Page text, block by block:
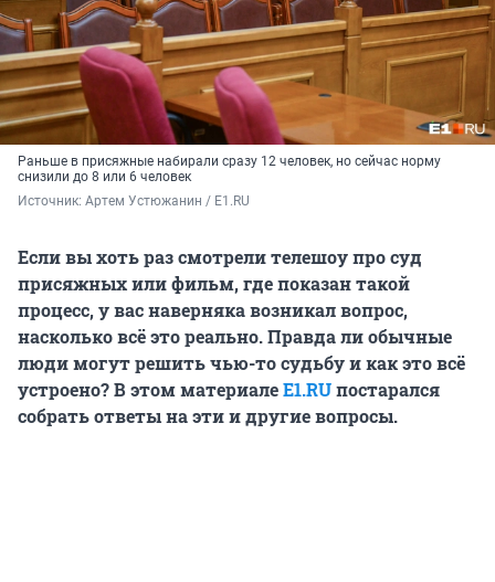
Раньше в присяжные набирали сразу 12 человек, но сейчас норму
снизили до 8 или 6 человек
Источник: Артем Устюжанин / E1.RU
Если вы хоть раз смотрели телешоу про суд
присяжных или фильм, где показан такой
процесс, у вас наверняка возникал вопрос,
насколько всё это реально. Правда ли обычные
люди могут решить чью-то судьбу и как это всё
устроено? В этом материалеE1.RUпостарался
собрать ответы на эти и другие вопросы.